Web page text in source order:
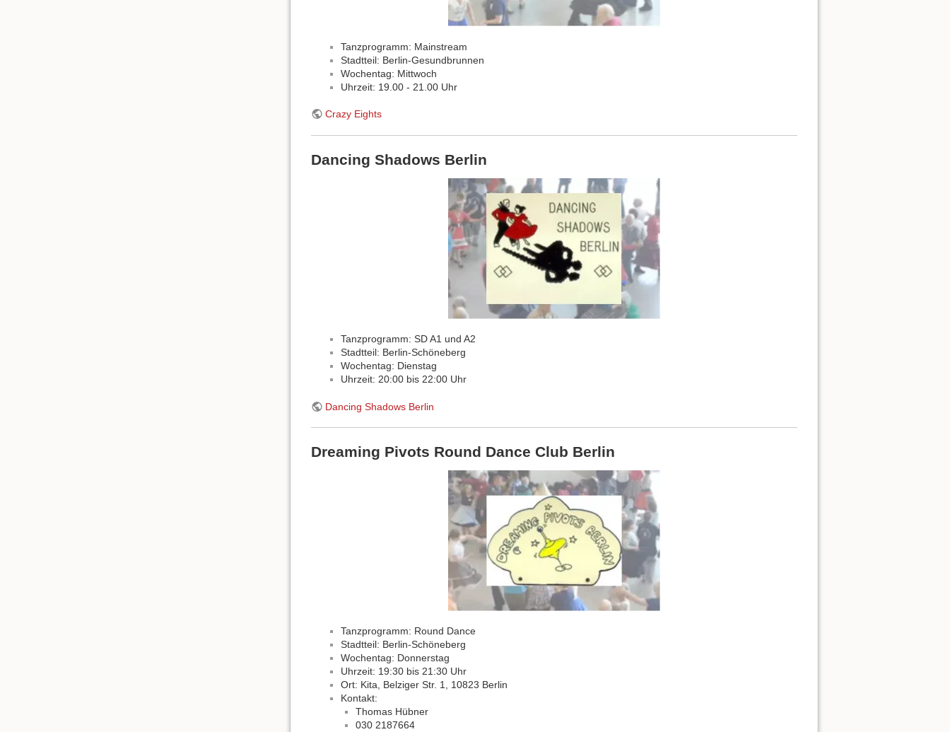
Tanzprogramm: Mainstream
Stadtteil: Berlin-Gesundbrunnen
Wochentag: Mittwoch
Uhrzeit: 19.00 - 21.00 Uhr
Crazy Eights
Dancing Shadows Berlin
Tanzprogramm: SD A1 und A2
Stadtteil: Berlin-Schöneberg
Wochentag: Dienstag
Uhrzeit: 20:00 bis 22:00 Uhr
Dancing Shadows Berlin
Dreaming Pivots Round Dance Club Berlin
Tanzprogramm: Round Dance
Stadtteil: Berlin-Schöneberg
Wochentag: Donnerstag
Uhrzeit: 19:30 bis 21:30 Uhr
Ort: Kita, Belziger Str. 1, 10823 Berlin
Kontakt:
Thomas Hübner
030 2187664